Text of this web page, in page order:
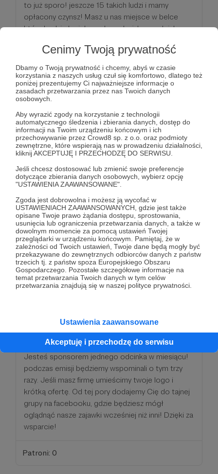
Cenimy Twoją prywatność
Dbamy o Twoją prywatność i chcemy, abyś w czasie
korzystania z naszych usług czuł się komfortowo, dlatego też
poniżej prezentujemy Ci najważniejsze informacje o
zasadach przetwarzania przez nas Twoich danych
osobowych.
Aby wyrazić zgody na korzystanie z technologii
automatycznego śledzenia i zbierania danych, dostęp do
informacji na Twoim urządzeniu końcowym i ich
przechowywanie przez Crowd8 sp. z o.o. oraz podmioty
zewnętrzne, które wspierają nas w prowadzeniu działalności,
kliknij AKCEPTUJĘ I PRZECHODZĘ DO SERWISU.
Jeśli chcesz dostosować lub zmienić swoje preferencje
dotyczące zbierania danych osobowych, wybierz opcję
"USTAWIENIA ZAAWANSOWANE".
Zgoda jest dobrowolna i możesz ją wycofać w
USTAWIENIACH ZAAWANSOWANYCH, gdzie jest także
opisane Twoje prawo żądania dostępu, sprostowania,
usunięcia lub ograniczenia przetwarzania danych, a także w
dowolnym momencie za pomocą ustawień Twojej
przeglądarki w urządzeniu końcowym. Pamiętaj, że w
zależności od Twoich ustawień, Twoje dane będą mogły być
przekazywane do zewnętrznych odbiorców danych z państw
trzecich tj. z państw spoza Europejskiego Obszaru
Gospodarczego. Pozostałe szczegółowe informacje na
temat przetwarzania Twoich danych w tym celów
przetwarzania znajdują się w naszej polityce prywatności.
Ustawienia zaawansowane
Akceptuję i przechodzę do serwisu
to już sporo! jeszcze 15 takich ludzi i mamy
opłacony czynsz! Masz u nas miejsce w belce
która będzie leciała podczas każdego odcinka.
facebooku, gdzie będziesz mógł oglądnąć nasze
zajawki wcześniej niż inni! Dzięki za wsparcie!
Patroni: 0
100 zł miesięcznie
nas wieczną chwałę w działalności programu!
nasza belka reklamowa podczas programu będzie
migać twym imieniem na biało czerwono a także
wspomnimy o tobie podczas wybranego
programu. Od tej pory dodajemy Cię do tajnej
grupy na facebooku, gdzie będziesz mógł
oglądnąć nasze zajawki wcześniej niż inni! Dzięki za
wsparcie!
Patroni: 0
350 zł
Jesteś sponsorem jednego odcinka w miesiącu!
podczas emisji będziemy wspominali o tym trzy
razy. Jeśli masz firmę umieścimy twoje logo i
krótką ofertę. Od tej pory dodajemy Cię do tajnej
grupy na facebooku, gdzie będziesz mógł
oglądnąć nasze zajawki wcześniej niż inni! Dzięki za
wsparcie!
Patroni: 0